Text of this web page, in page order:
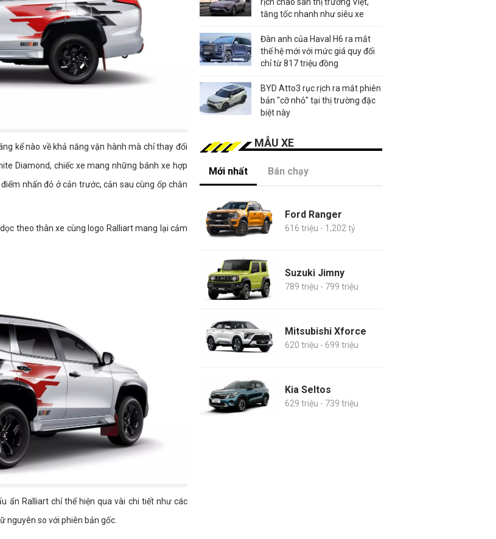
kể nào về khả năng vận hành mà chỉ thay đổi
Diamond, chiếc xe mang những bánh xe hợp
nhấn đỏ ở cản trước, cản sau cùng ốp chắn
theo thân xe cùng logo Ralliart mang lại cảm
ấn Ralliart chỉ thể hiện qua vài chi tiết như các
nguyên so với phiên bản gốc.
tăng tốc nhanh như siêu xe
Đàn anh của Haval H6 ra mắt
thế hệ mới với mức giá quy đổi
chỉ từ 817 triệu đồng
BYD Atto3 rục rịch ra mắt phiên
bản "cỡ nhỏ" tại thị trường đặc
biệt này
MẪU XE
Mới nhất Bán chạy
Ford Ranger
616 triệu - 1,202 tỷ
Suzuki Jimny
789 triệu - 799 triệu
Mitsubishi Xforce
620 triệu - 699 triệu
Kia Seltos
629 triệu - 739 triệu